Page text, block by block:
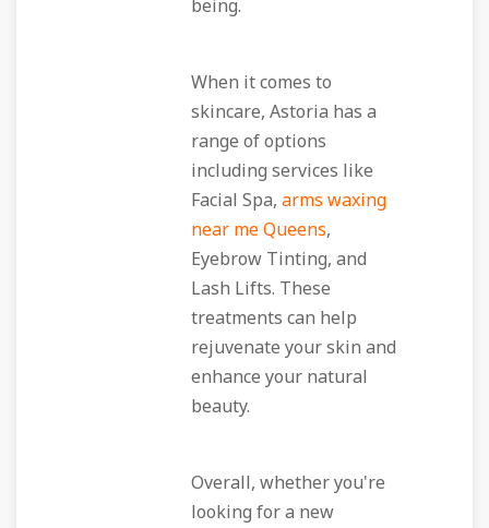
being.
When it comes to
skincare, Astoria has a
range of options
including services like
Facial Spa, arms waxing
near me Queens,
Eyebrow Tinting, and
Lash Lifts. These
treatments can help
rejuvenate your skin and
enhance your natural
beauty.
Overall, whether you're
looking for a new